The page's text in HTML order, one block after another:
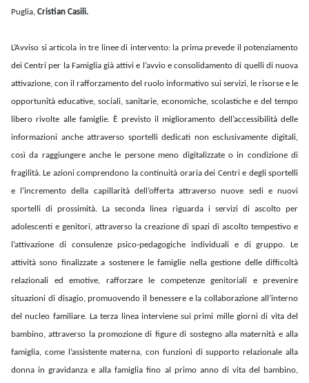
Puglia, Cristian Casili.
L’Avviso si articola in tre linee di intervento: la prima prevede il potenziamento
dei Centri per la Famiglia già attivi e l’avvio e consolidamento di quelli di nuova
attivazione, con il rafforzamento del ruolo informativo sui servizi, le risorse e le
opportunità educative, sociali, sanitarie, economiche, scolastiche e del tempo
libero rivolte alle famiglie. È previsto il miglioramento dell’accessibilità delle
informazioni anche attraverso sportelli dedicati non esclusivamente digitali,
così da raggiungere anche le persone meno digitalizzate o in condizione di
fragilità. Le azioni comprendono la continuità oraria dei Centri e degli sportelli
e l’incremento della capillarità dell’offerta attraverso nuove sedi e nuovi
sportelli di prossimità. La seconda linea riguarda i servizi di ascolto per
adolescenti e genitori, attraverso la creazione di spazi di ascolto tempestivo e
l’attivazione di consulenze psico-pedagogiche individuali e di gruppo. Le
attività sono finalizzate a sostenere le famiglie nella gestione delle difficoltà
relazionali ed emotive, rafforzare le competenze genitoriali e prevenire
situazioni di disagio, promuovendo il benessere e la collaborazione all’interno
del nucleo familiare. La terza linea interviene sui primi mille giorni di vita del
bambino, attraverso la promozione di figure di sostegno alla maternità e alla
famiglia, come l’assistente materna, con funzioni di supporto relazionale alla
donna in gravidanza e alla famiglia fino al primo anno di vita del bambino,